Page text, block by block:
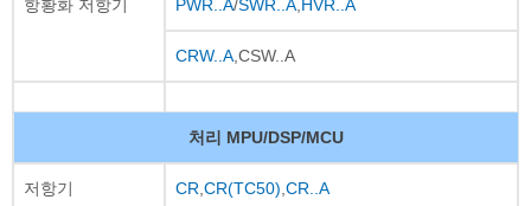
항황화 저항기 PWR..A/SWR..A HVR..A
CRW..A ,CSW..A
처리 MPU/DSP/MCU
저항기 CR CR(TC50) CR..A